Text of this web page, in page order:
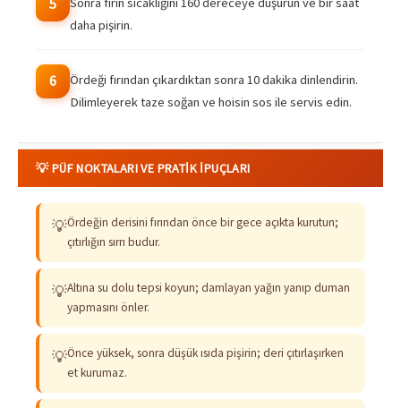
5
daha pişirin.
6
Ördeği fırından çıkardıktan sonra 10 dakika dinlendirin.
Dilimleyerek taze soğan ve hoisin sos ile servis edin.
💡 PÜF NOKTALARI VE PRATIK İPUÇLARI
💡Ördeğin derisini fırından önce bir gece açıkta kurutun;
çıtırlığın sırrı budur.
💡Altına su dolu tepsi koyun; damlayan yağın yanıp duman
yapmasını önler.
💡Önce yüksek, sonra düşük ısıda pişirin; deri çıtırlaşırken
et kurumaz.